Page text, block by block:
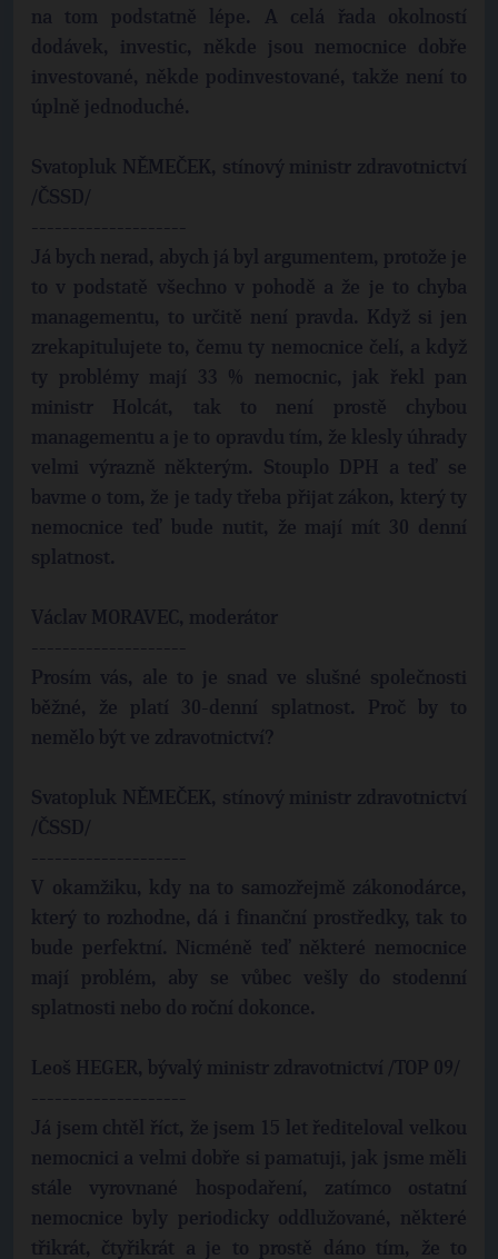
na tom podstatně lépe. A celá řada okolností
dodávek, investic, někde jsou nemocnice dobře
investované, někde podinvestované, takže není to
úplně jednoduché.
Svatopluk NĚMEČEK, stínový ministr zdravotnictví
/ČSSD/
--------------------
Já bych nerad, abych já byl argumentem, protože je
to v podstatě všechno v pohodě a že je to chyba
managementu, to určitě není pravda. Když si jen
zrekapitulujete to, čemu ty nemocnice čelí, a když
ty problémy mají 33 % nemocnic, jak řekl pan
ministr Holcát, tak to není prostě chybou
managementu a je to opravdu tím, že klesly úhrady
velmi výrazně některým. Stouplo DPH a teď se
bavme o tom, že je tady třeba přijat zákon, který ty
nemocnice teď bude nutit, že mají mít 30 denní
splatnost.
Václav MORAVEC, moderátor
--------------------
Prosím vás, ale to je snad ve slušné společnosti
běžné, že platí 30-denní splatnost. Proč by to
nemělo být ve zdravotnictví?
Svatopluk NĚMEČEK, stínový ministr zdravotnictví
/ČSSD/
--------------------
V okamžiku, kdy na to samozřejmě zákonodárce,
který to rozhodne, dá i finanční prostředky, tak to
bude perfektní. Nicméně teď některé nemocnice
mají problém, aby se vůbec vešly do stodenní
splatnosti nebo do roční dokonce.
Leoš HEGER, bývalý ministr zdravotnictví /TOP 09/
--------------------
Já jsem chtěl říct, že jsem 15 let řediteloval velkou
nemocnici a velmi dobře si pamatuji, jak jsme měli
stále vyrovnané hospodaření, zatímco ostatní
nemocnice byly periodicky oddlužované, některé
třikrát, čtyřikrát a je to prostě dáno tím, že to